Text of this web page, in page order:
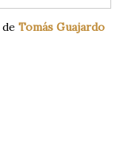
de Tomás Guajardo